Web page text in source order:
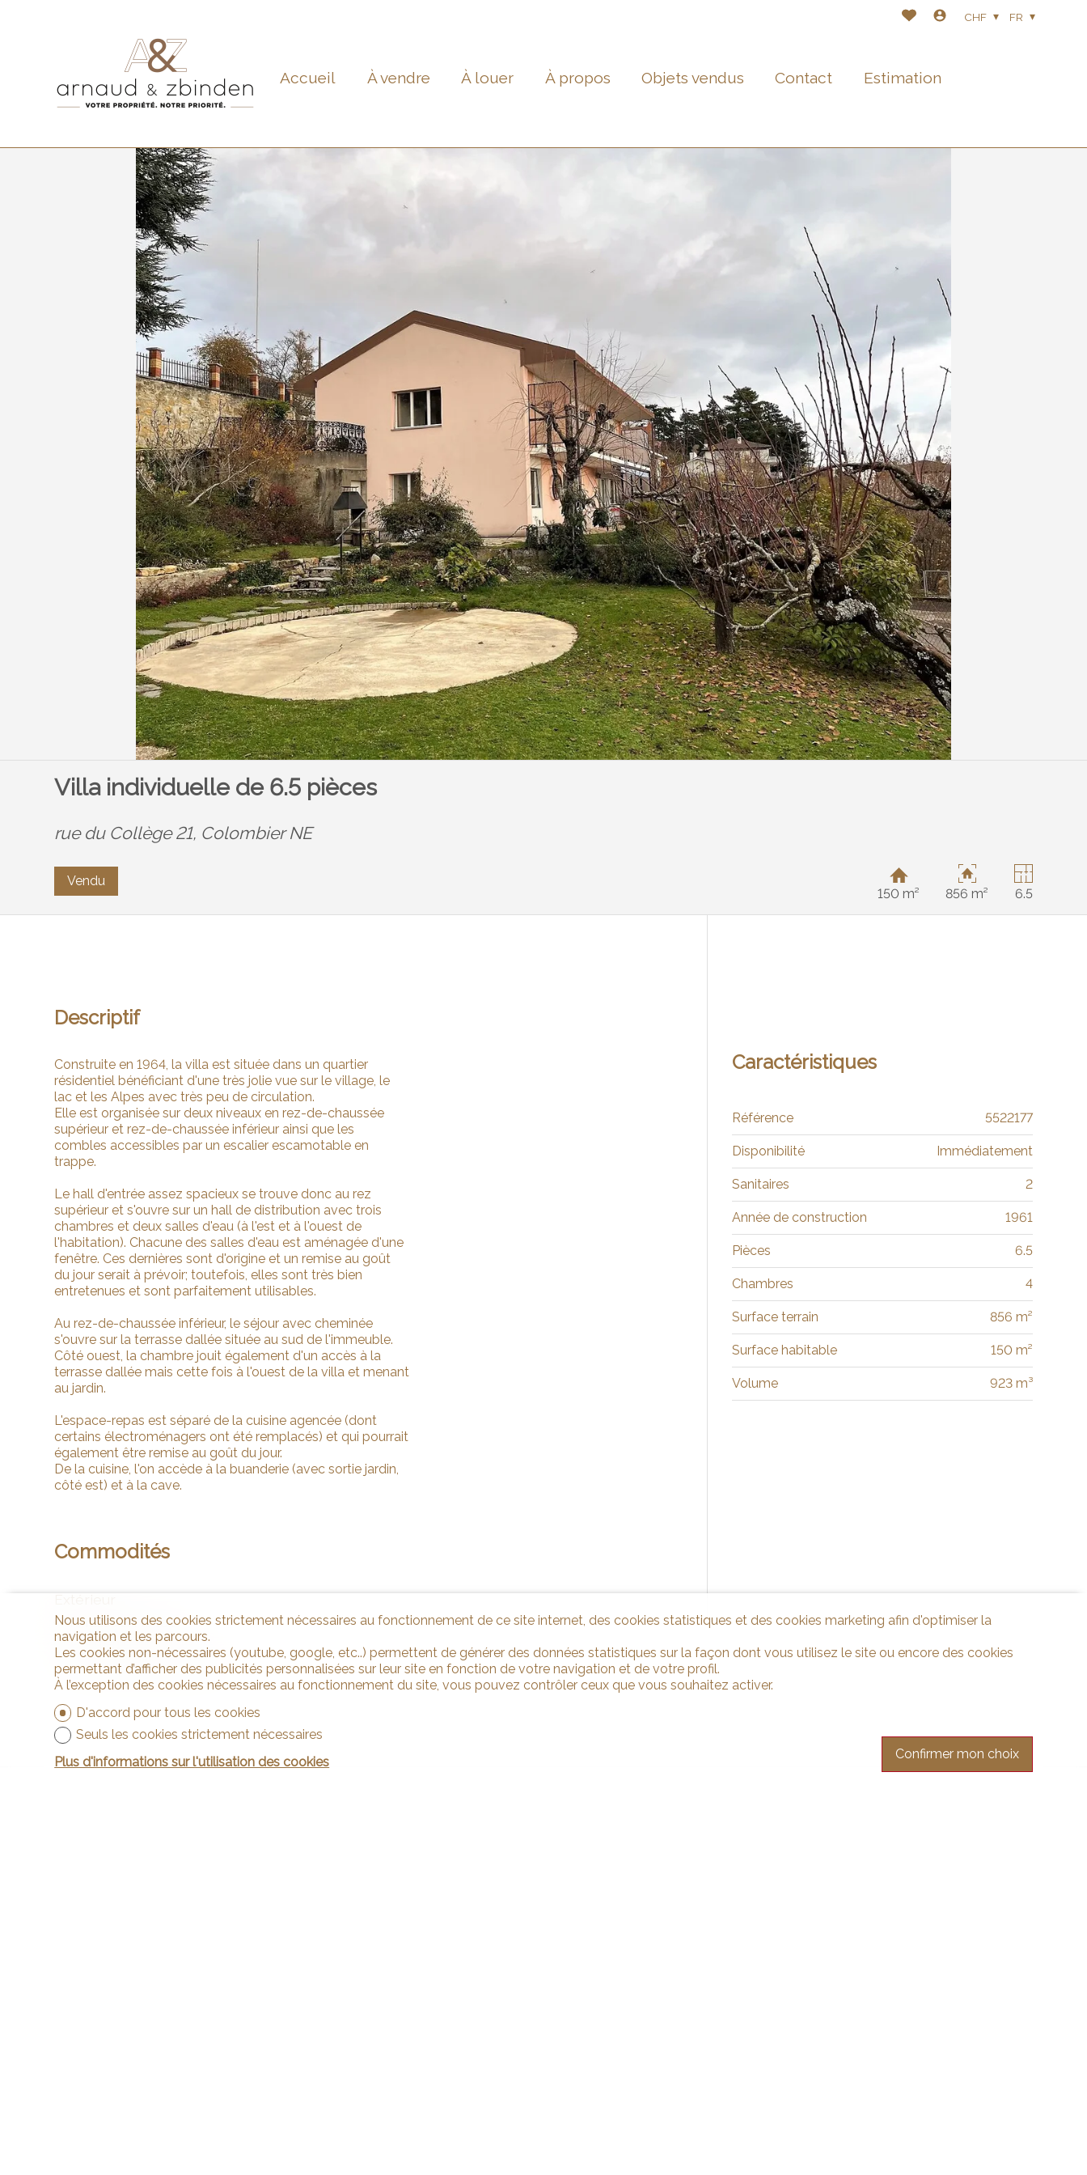
Accueil À vendre À louer À propos Objets vendus Contact Estimation
CHF FR
Villa individuelle de 6.5 pièces
rue du Collège 21, Colombier NE
Vendu
150 m²
856 m² 6.5
Descriptif
Construite en 1964, la villa est située dans un quartier
résidentiel bénéficiant d'une très jolie vue sur le village, le
lac et les Alpes avec très peu de circulation.
Elle est organisée sur deux niveaux en rez-de-chaussée
supérieur et rez-de-chaussée inférieur ainsi que les
combles accessibles par un escalier escamotable en
trappe.
Le hall d'entrée assez spacieux se trouve donc au rez
supérieur et s'ouvre sur un hall de distribution avec trois
chambres et deux salles d'eau (à l'est et à l'ouest de
l'habitation). Chacune des salles d'eau est aménagée d'une
fenêtre. Ces dernières sont d'origine et un remise au goût
du jour serait à prévoir; toutefois, elles sont très bien
entretenues et sont parfaitement utilisables.
Au rez-de-chaussée inférieur, le séjour avec cheminée
s'ouvre sur la terrasse dallée située au sud de l'immeuble.
Côté ouest, la chambre jouit également d'un accès à la
terrasse dallée mais cette fois à l'ouest de la villa et menant
au jardin.
L'espace-repas est séparé de la cuisine agencée (dont
certains électroménagers ont été remplacés) et qui pourrait
également être remise au goût du jour.
De la cuisine, l'on accède à la buanderie (avec sortie jardin,
côté est) et à la cave.
Commodités
Terrasse sur le toit
Jardin en copropriété
Utilisation exclusive du jardin
Caractéristiques
Référence 5522177
Disponibilité Immédiatement
Sanitaires 2
Année de construction 1961
Pièces 6.5
Chambres 4
Surface terrain 856 m²
Surface habitable 150 m²
Volume 923 m³
Nous utilisons des cookies strictement nécessaires au fonctionnement de ce site internet, des cookies statistiques et des cookies marketing afin d'optimiser la
navigation et les parcours.
Les cookies non-nécessaires (youtube, google, etc..) permettent de générer des données statistiques sur la façon dont vous utilisez le site ou encore des cookies
permettant d’afficher des publicités personnalisées sur leur site en fonction de votre navigation et de votre profil.
À l’exception des cookies nécessaires au fonctionnement du site, vous pouvez contrôler ceux que vous souhaitez activer.
D'accord pour tous les cookies
Seuls les cookies strictement nécessaires
Plus d'informations sur l'utilisation des cookies
Confirmer mon choix